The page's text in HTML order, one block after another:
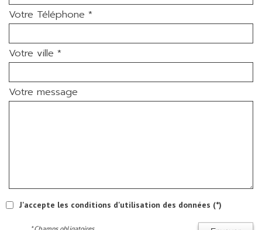
Votre Téléphone *
Votre ville *
Votre message
J'accepte les conditions d'utilisation des données (*)
* Champs obligatoires